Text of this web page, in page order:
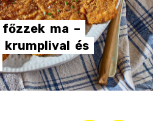
főzzek ma –
krumplival és